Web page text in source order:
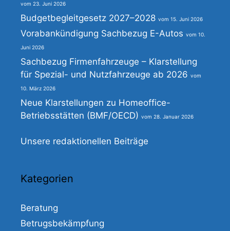
23. Juni 2026
Budgetbegleitgesetz 2027–2028 15. Juni 2026
Vorabankündigung Sachbezug E-Autos 10.
Juni 2026
Sachbezug Firmenfahrzeuge – Klarstellung
für Spezial- und Nutzfahrzeuge ab 2026
10. März 2026
Neue Klarstellungen zu Homeoffice-
Betriebsstätten (BMF/OECD)
28. Januar 2026
Unsere redaktionellen Beiträge
Kategorien
Beratung
Betrugsbekämpfung